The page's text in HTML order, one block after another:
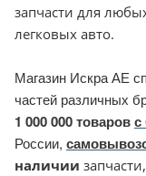
запчасти для
легковых авто.
Магазин Искра АЕ
частей различных
1 000 000 товаровс
России,
наличии